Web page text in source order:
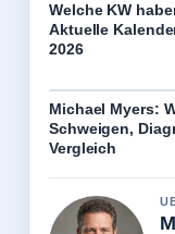
Welche KW
Aktuelle
2026
Michael Myers:
Schweigen,
Vergleich